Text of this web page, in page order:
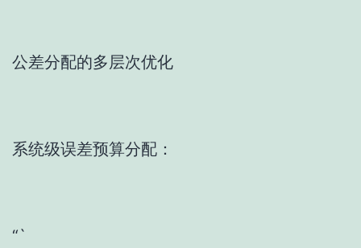
公差分配的多层次优化
系统级误差预算分配：
“`